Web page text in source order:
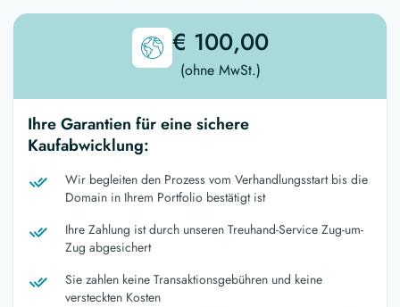
€ 100,00
(ohne MwSt.)
Ihre Garantien für eine sichere
Kaufabwicklung:
Wir begleiten den Prozess vom Verhandlungsstart bis die
Domain in Ihrem Portfolio bestätigt ist
Ihre Zahlung ist durch unseren Treuhand-Service Zug-um-
Zug abgesichert
Sie zahlen keine Transaktionsgebühren und keine
versteckten Kosten